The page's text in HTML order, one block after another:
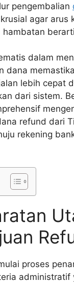
pengembalian
agar arus
hambatan
dalam
dana
lebih cepat
dari sistem.
refund dari
rekening
proses
administratif